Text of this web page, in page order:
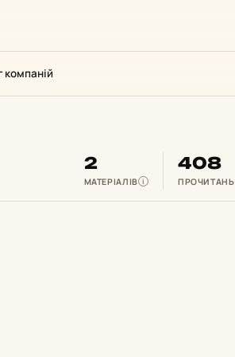
компаній
2
МАТЕРІАЛІВ i
408
ПРОЧИТАНЬ